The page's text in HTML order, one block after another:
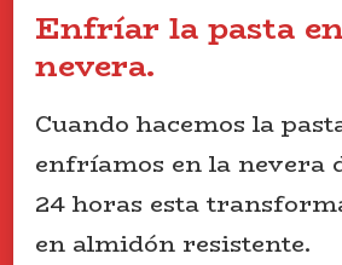
Enfríar la pasta
nevera.
Cuando hacemos la
enfríamos en la nevera
24 horas esta
en almidón resistente.